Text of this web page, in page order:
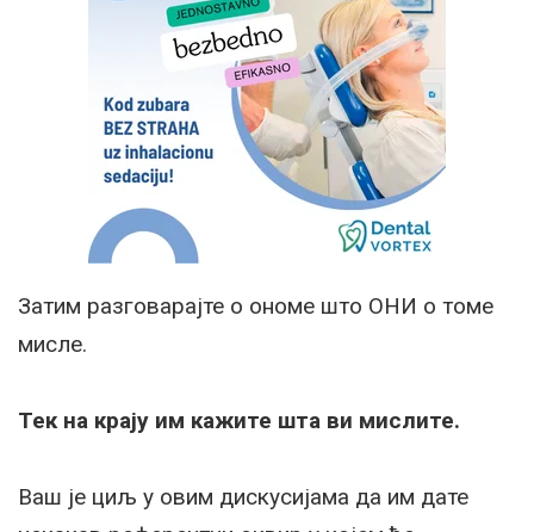
Затим разговарајте о ономе што ОНИ о томе
мисле.
Тек на крају им кажите шта ви мислите.
Ваш је циљ у овим дискусијама да им дате